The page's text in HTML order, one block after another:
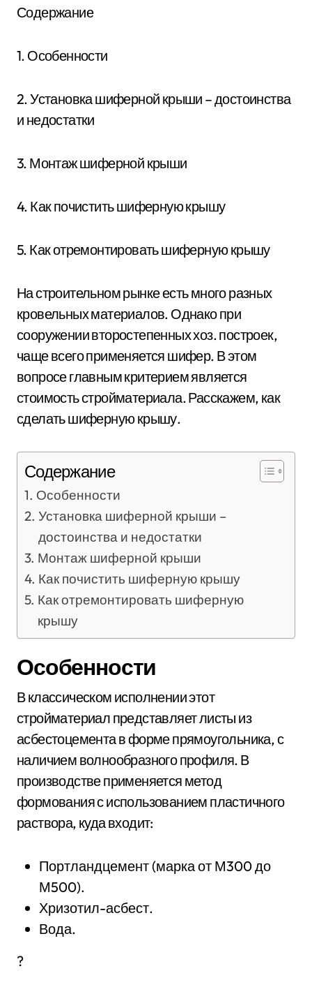
Содержание
1. Особенности
2. Установка шиферной крыши – достоинства
и недостатки
3. Монтаж шиферной крыши
4. Как почистить шиферную крышу
5. Как отремонтировать шиферную крышу
На строительном рынке есть много разных
кровельных материалов. Однако при
сооружении второстепенных хоз. построек,
чаще всего применяется шифер. В этом
вопросе главным критерием является
стоимость стройматериала. Расскажем, как
сделать шиферную крышу.
Содержание
Особенности
Установка шиферной крыши –
достоинства и недостатки
Монтаж шиферной крыши
Как почистить шиферную крышу
Как отремонтировать шиферную
крышу
Особенности
В классическом исполнении этот
стройматериал представляет листы из
асбестоцемента в форме прямоугольника, с
наличием волнообразного профиля. В
производстве применяется метод
формования с использованием пластичного
раствора, куда входит:
Портландцемент (марка от М300 до
М500).
Хризотил-асбест.
Вода.
?